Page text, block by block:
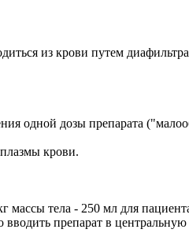
из крови путем
одной дозы препарата
крови.
тела - 250 мл для
препарат в